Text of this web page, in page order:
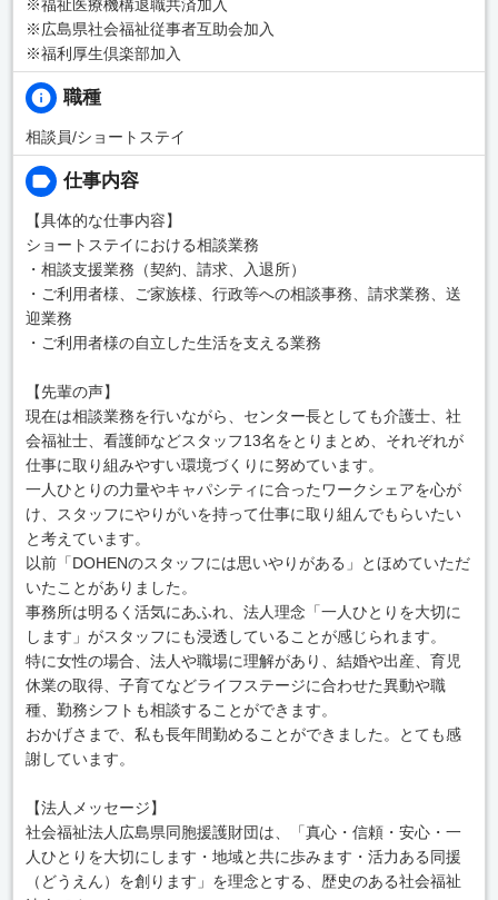
※福祉医療機構退職共済加入
※広島県社会福祉従事者互助会加入
※福利厚生倶楽部加入
職種
相談員/ショートステイ
仕事内容
【具体的な仕事内容】
ショートステイにおける相談業務
・相談支援業務（契約、請求、入退所）
・ご利用者様、ご家族様、行政等への相談事務、請求業務、送
迎業務
・ご利用者様の自立した生活を支える業務
【先輩の声】
現在は相談業務を行いながら、センター長としても介護士、社
会福祉士、看護師などスタッフ13名をとりまとめ、それぞれが
仕事に取り組みやすい環境づくりに努めています。
一人ひとりの力量やキャパシティに合ったワークシェアを心が
け、スタッフにやりがいを持って仕事に取り組んでもらいたい
と考えています。
以前「DOHENのスタッフには思いやりがある」とほめていただ
いたことがありました。
事務所は明るく活気にあふれ、法人理念「一人ひとりを大切に
します」がスタッフにも浸透していることが感じられます。
特に女性の場合、法人や職場に理解があり、結婚や出産、育児
休業の取得、子育てなどライフステージに合わせた異動や職
種、勤務シフトも相談することができます。
おかげさまで、私も長年間勤めることができました。とても感
謝しています。
【法人メッセージ】
社会福祉法人広島県同胞援護財団は、「真心・信頼・安心・一
人ひとりを大切にします・地域と共に歩みます・活力ある同援
（どうえん）を創ります」を理念とする、歴史のある社会福祉